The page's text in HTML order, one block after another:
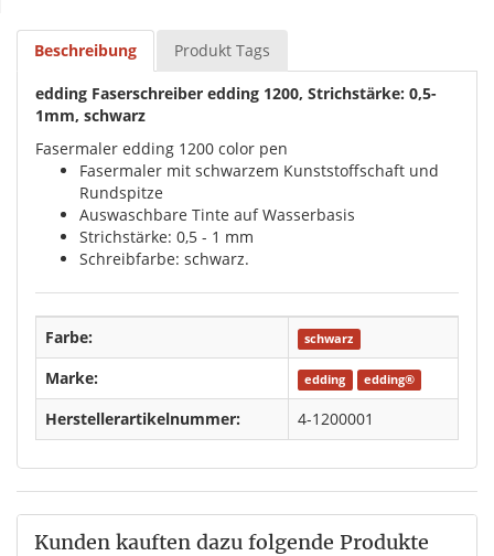
Beschreibung Produkt Tags
edding Faserschreiber edding 1200, Strichstärke: 0,5-
1mm, schwarz
Fasermaler edding 1200 color pen
Fasermaler mit schwarzem Kunststoffschaft und
Rundspitze
Auswaschbare Tinte auf Wasserbasis
Strichstärke: 0,5 - 1 mm
Schreibfarbe: schwarz.
Farbe: schwarz
Marke: edding edding®
Herstellerartikelnummer: 4-1200001
Kunden kauften dazu folgende Produkte